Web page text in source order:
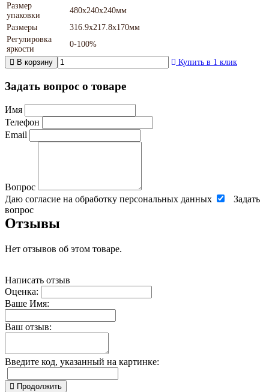
Размер
упаковки
480х240х240мм
Размеры
316.9x217.8x170мм
Регулировка
яркости
0-100%
В корзину
Купить в 1 клик
Задать вопрос о товаре
Имя
Телефон
Email
Вопрос
Даю согласие на обработку персональных данных
Задать
вопрос
Отзывы
Нет отзывов об этом товаре.
Написать отзыв
Оценка:
Ваше Имя:
Ваш отзыв:
Введите код, указанный на картинке:
Продолжить